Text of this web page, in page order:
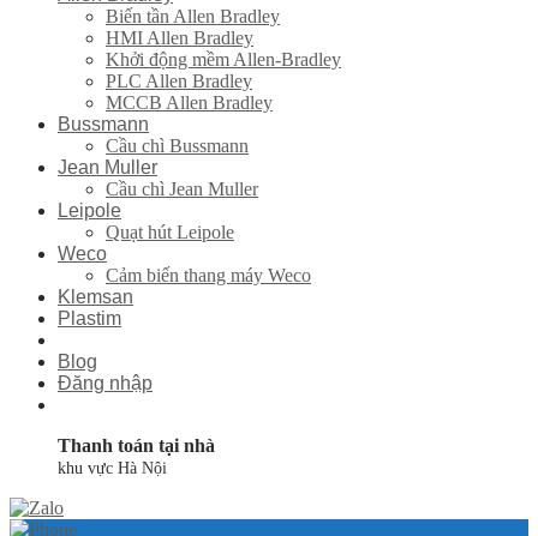
Biến tần Allen Bradley
HMI Allen Bradley
Khởi động mềm Allen-Bradley
PLC Allen Bradley
MCCB Allen Bradley
Bussmann
Cầu chì Bussmann
Jean Muller
Cầu chì Jean Muller
Leipole
Quạt hút Leipole
Weco
Cảm biến thang máy Weco
Klemsan
Plastim
Blog
Đăng nhập
Thanh toán tại nhà
khu vực Hà Nội